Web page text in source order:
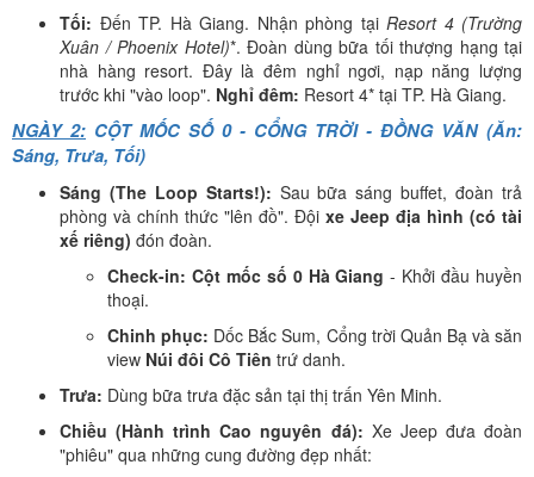
Tối: Đến TP. Hà Giang. Nhận phòng tại Resort 4 (Trường
Xuân / Phoenix Hotel)*. Đoàn dùng bữa tối thượng hạng tại
nhà hàng resort. Đây là đêm nghỉ ngơi, nạp năng lượng
trước khi "vào loop". Nghỉ đêm: Resort 4* tại TP. Hà Giang.
NGÀY 2: CỘT MỐC SỐ 0 - CỔNG TRỜI - ĐỒNG VĂN (Ăn:
Sáng, Trưa, Tối)
Sáng (The Loop Starts!): Sau bữa sáng buffet, đoàn trả
phòng và chính thức "lên đồ". Đội xe Jeep địa hình (có tài
xế riêng) đón đoàn.
Check-in: Cột mốc số 0 Hà Giang - Khởi đầu huyền
thoại.
Chinh phục: Dốc Bắc Sum, Cổng trời Quản Bạ và săn
view Núi đôi Cô Tiên trứ danh.
Trưa: Dùng bữa trưa đặc sản tại thị trấn Yên Minh.
Chiều (Hành trình Cao nguyên đá): Xe Jeep đưa đoàn
"phiêu" qua những cung đường đẹp nhất: